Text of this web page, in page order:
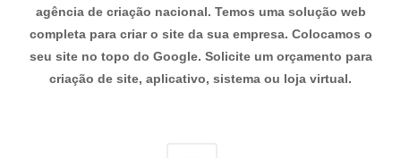
agência de criação nacional. Temos uma solução web
completa para criar o site da sua empresa. Colocamos o
seu site no topo do Google. Solicite um orçamento para
criação de site, aplicativo, sistema ou loja virtual.